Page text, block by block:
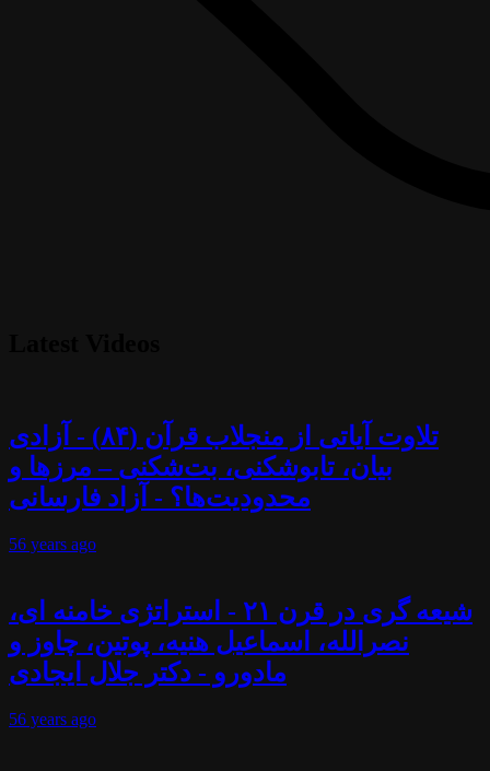
تلاوت آیاتی از منجلاب قرآن (۸۴) - آزادی
بیان، تابوشکنی، بت‌شکنی – مرزها و
محدودیت‌ها؟ - آزاد فارسانی
56 years ago
شیعه گری در قرن ۲۱ - استراتژی خامنه ای،
نصرالله، اسماعیل هنیه، پوتین، چاوز و
مادورو - دکتر جلال ایجادی
56 years ago